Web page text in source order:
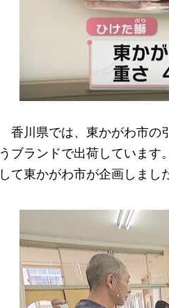
香川県では、東かがわ市の
うブランドで出荷しています
して東かがわ市が企画しまし